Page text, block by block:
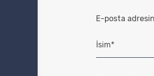
E-posta